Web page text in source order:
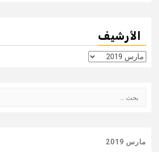
الأرشيف
الأرشيف
عن:
مارس 2019